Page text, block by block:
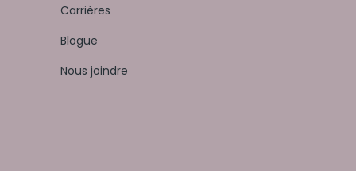
Carrières
Blogue
Nous joindre